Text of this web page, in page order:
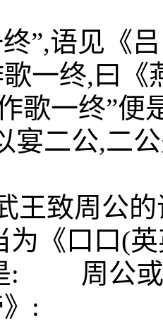
”,语见《吕
一终,曰《
歌一终”便
宴二公,
致周公的
为《口口(
: 周公或(
: